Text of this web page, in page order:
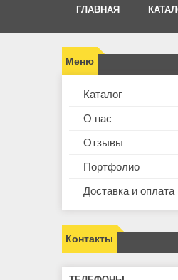
ГЛАВНАЯ
Каталог
О нас
Отзывы
Портфолио
Доставка и оплата
Контакты